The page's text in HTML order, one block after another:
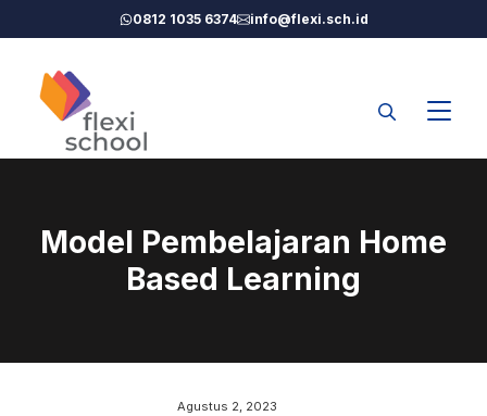
ke
0812 1035 6374 info@flexi.sch.id
Model Pembelajaran Home
Based Learning
Agustus 2, 2023